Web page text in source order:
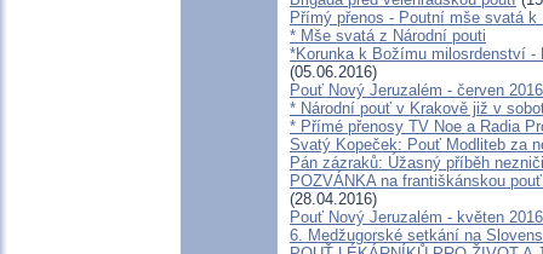
Přímý přenos - Poutní mše svatá
* Mše svatá z Národní pouti
*Korunka k Božímu milosrdenství -
(05.06.2016)
Pouť Nový Jeruzalém - červen 2016
* Národní pouť v Krakově již v
* Přímé přenosy TV Noe a Radia
Svatý Kopeček: Pouť Modliteb za
Pán zázraků: Úžasný příběh
POZVÁNKA na františkánskou
(28.04.2016)
Pouť Nový Jeruzalém - květen 2016
6. Medžugorské setkání na